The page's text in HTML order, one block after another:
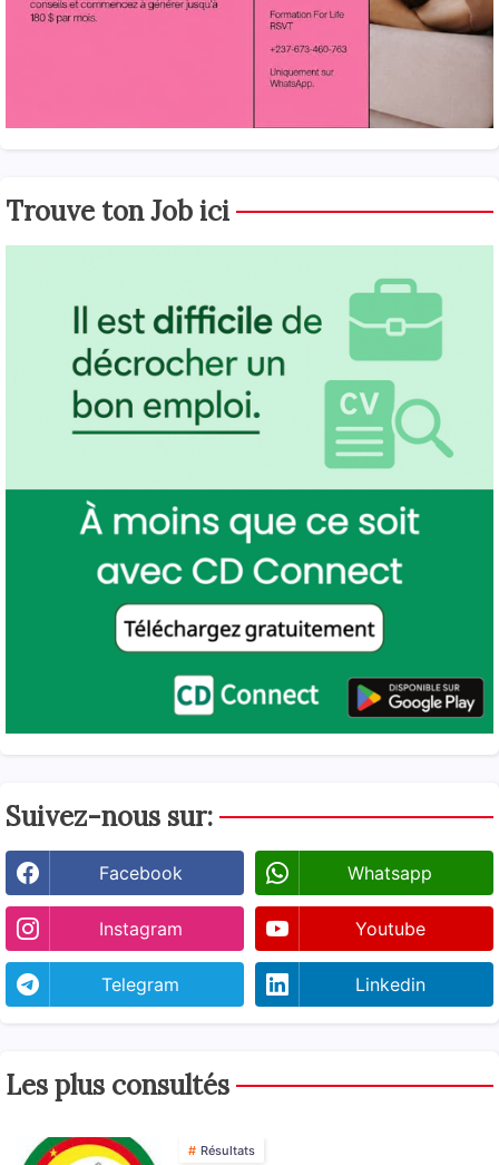
Trouve ton Job ici
Suivez-nous sur:
Facebook Whatsapp
Instagram Youtube
Telegram Linkedin
Les plus consultés
Résultats